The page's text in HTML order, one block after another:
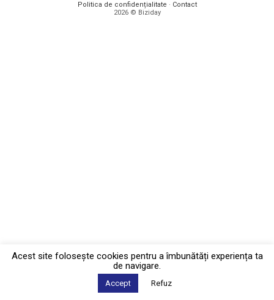
Politica de confidențialitate · Contact
2026 © Biziday
Acest site foloseşte cookies pentru a îmbunătăți experiența ta
de navigare.
Accept Refuz